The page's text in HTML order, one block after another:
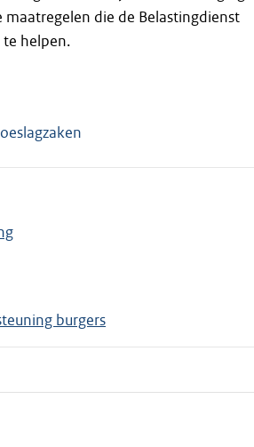
die de Belastingdienst
helpen.
burgers